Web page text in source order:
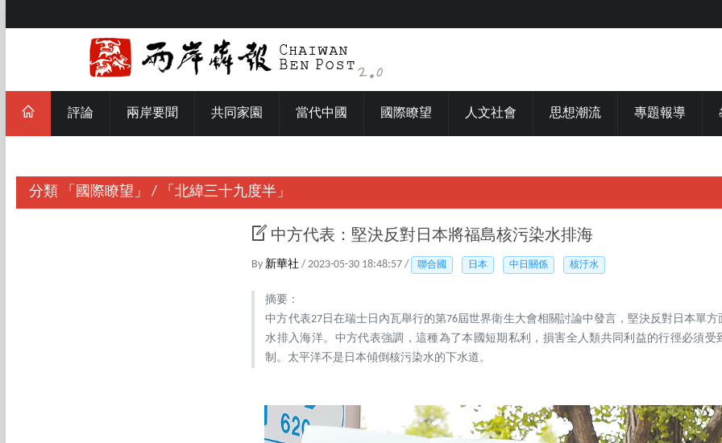
評論 兩岸要聞 共同家園 當代中國 國際瞭望 人文社會 思想潮流 專題報導
分類 「國際瞭望」 / 「北緯三十九度半」
中方代表：堅決反對日本將福島核污染水排海
By 新華社 / 2023-05-30 18:48:57 / 聯合國 日本 中日關係 核汙水
摘要：
中方代表27日在瑞士日內瓦舉行的第76屆世界衛生大會相關討論中發言，堅決反對日本單
水排入海洋。中方代表強調，這種為了本國短期私利，損害全人類共同利益的行徑必須受
制。太平洋不是日本傾倒核污染水的下水道。